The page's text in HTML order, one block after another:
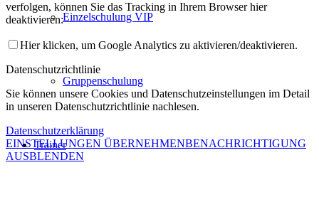
Einzelschulung VIP
Gruppenschulung
Trainer
verfolgen, können Sie das Tracking in Ihrem Browser hier
deaktivieren:
Hier klicken, um Google Analytics zu aktivieren/deaktivieren.
Datenschutzrichtlinie
Sie können unsere Cookies und Datenschutzeinstellungen im Detail
in unseren Datenschutzrichtlinie nachlesen.
Datenschutzerklärung
EINSTELLUNGEN ÜBERNEHMENBENACHRICHTIGUNG
AUSBLENDEN